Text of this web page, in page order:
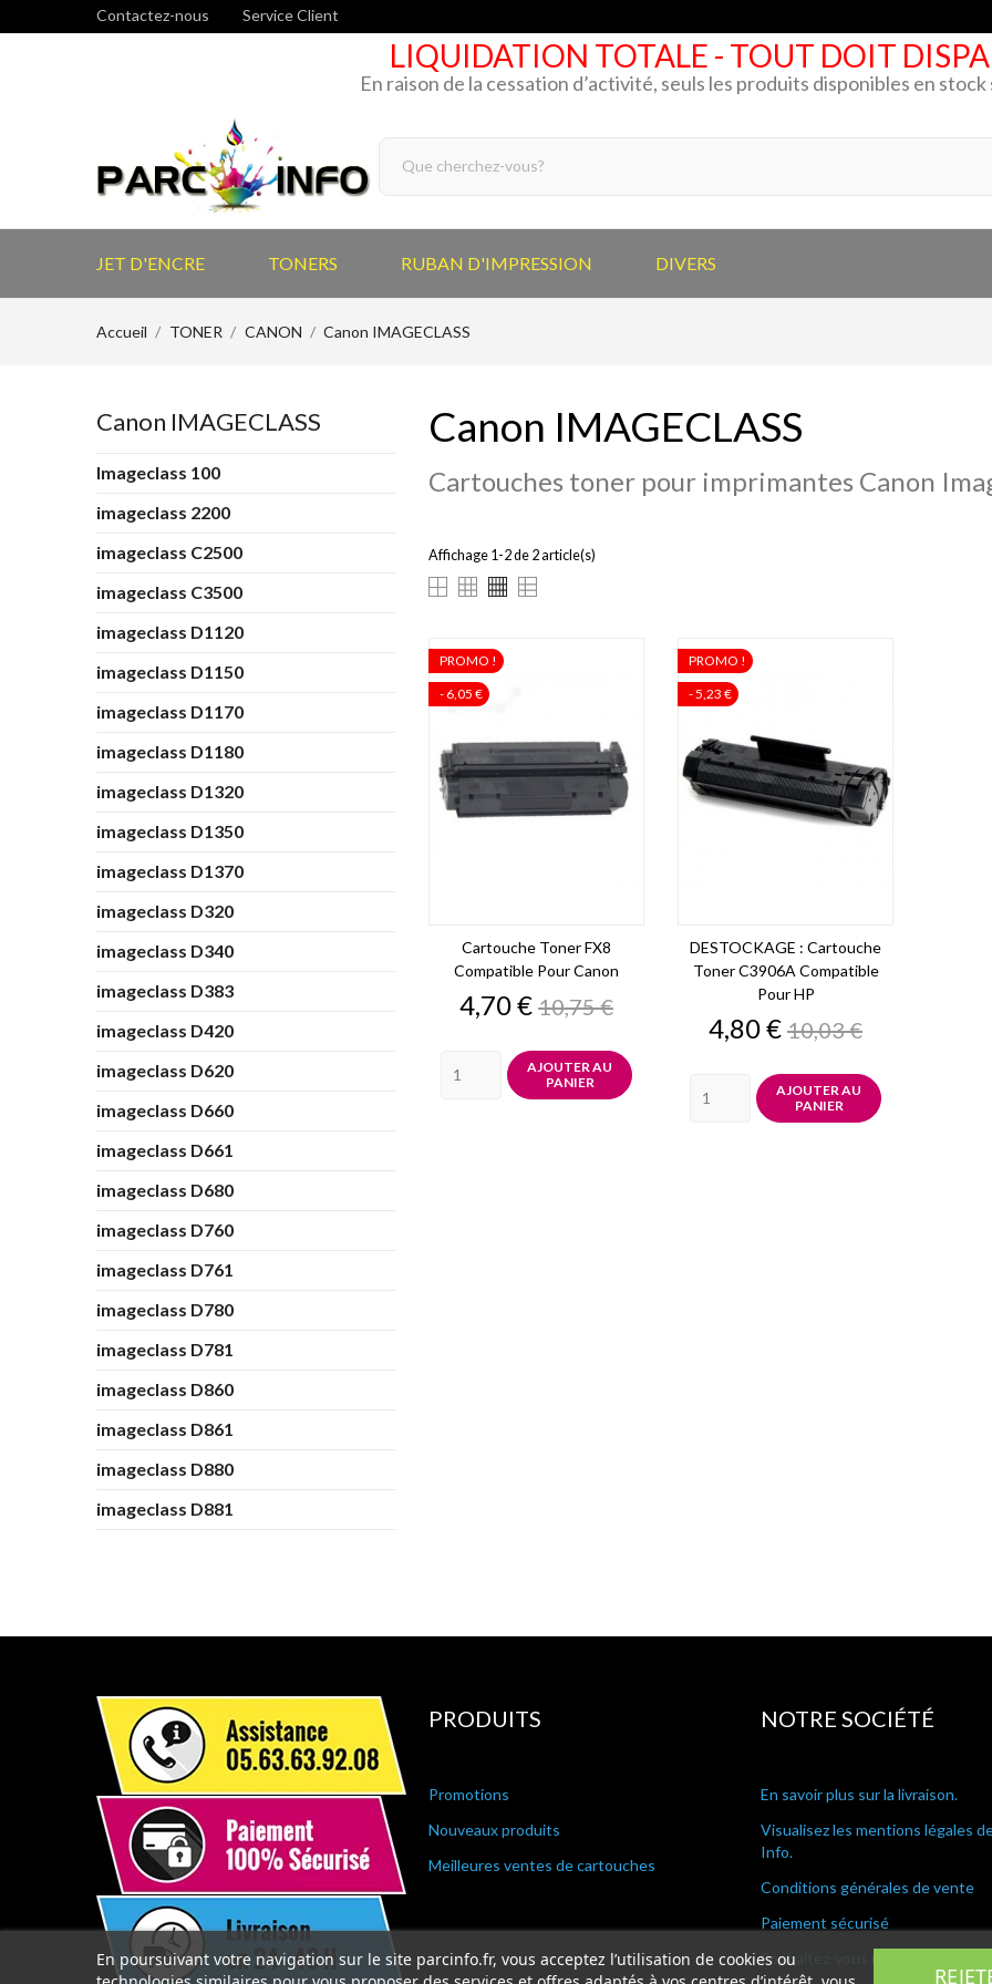
Contactez-nous Service Client
LIQUIDATION TOTALE - TOUT DOIT
En raison de la cessation d’activité, seuls les produits disponibles en
JET D'ENCRE TONERS RUBAN D'IMPRESSION DIVERS
Accueil TONER CANON Canon IMAGECLASS
Canon IMAGECLASS
Imageclass 100
imageclass 2200
imageclass C2500
imageclass C3500
imageclass D1120
imageclass D1150
imageclass D1170
imageclass D1180
imageclass D1320
imageclass D1350
imageclass D1370
imageclass D320
imageclass D340
imageclass D383
imageclass D420
imageclass D620
imageclass D660
imageclass D661
imageclass D680
imageclass D760
imageclass D761
imageclass D780
imageclass D781
imageclass D860
imageclass D861
imageclass D880
imageclass D881
Canon IMAGECLASS
Cartouches toner pour imprimantes Canon
Affichage 1-2 de 2 article(s)
Cartouche Toner FX8
Compatible Pour Canon
Prix
4,70 €Prix
de
base
10,75 €
AJOUTER AU
PANIER
PROMO !
- 6,05 €
DESTOCKAGE : Cartouche
Toner C3906A Compatible
Pour HP
Prix
4,80 €Prix
de
base
10,03 €
AJOUTER AU
PANIER
PROMO !
- 5,23 €
PRODUITS
Promotions
Nouveaux produits
Meilleures ventes de cartouches
NOTRE SOCIÉTÉ
En savoir plus sur la livraison.
Visualisez les mentions légales
Info.
Conditions générales de vente
Paiement sécurisé
Souhaitez-vous nous contacter ?
En poursuivant votre navigation sur le site parcinfo.fr, vous acceptez l’utilisation de cookies ou